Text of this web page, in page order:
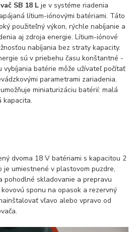
SB 18 Lje v systéme riadenia
lítium-iónovými batériami. Táto
použiteľný výkon, rýchle nabíjanie a
aj zdroja energie. Lítium-iónové
nabíjania bez straty kapacity.
sú v priebehu času konštantné -
vybíjania batérie môže užívateľ počítať
parametrami zariadenia.
miniaturizáciu batérií: malá
kapacita.
dvoma 18 V batériami s kapacitou 2
je umiestnené v plastovom puzdre,
pohodlné skladovanie a prepravu
sponu na opasok a rezervný
vľavo alebo vpravo od